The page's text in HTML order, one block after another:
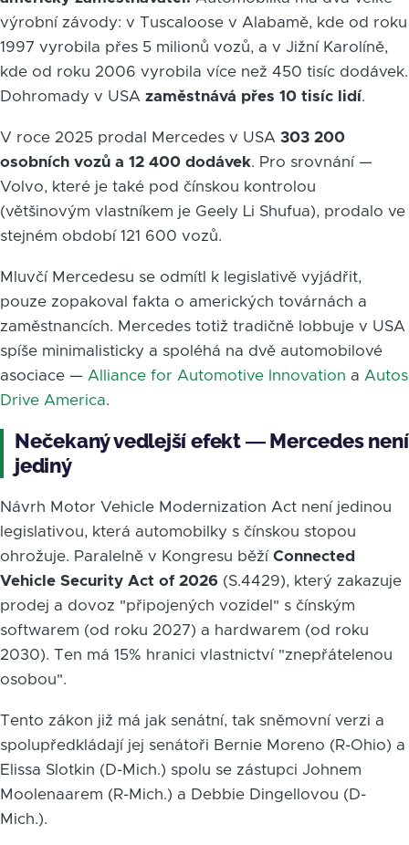
výrobní závody: v Tuscaloose v Alabamě, kde od roku
1997 vyrobila přes 5 milionů vozů, a v Jižní Karolíně,
kde od roku 2006 vyrobila více než 450 tisíc dodávek.
Dohromady v USA zaměstnává přes 10 tisíc lidí.
V roce 2025 prodal Mercedes v USA 303 200
osobních vozů a 12 400 dodávek. Pro srovnání —
Volvo, které je také pod čínskou kontrolou
(většinovým vlastníkem je Geely Li Shufua), prodalo ve
stejném období 121 600 vozů.
Mluvčí Mercedesu se odmítl k legislativě vyjádřit,
pouze zopakoval fakta o amerických továrnách a
zaměstnancích. Mercedes totiž tradičně lobbuje v USA
spíše minimalisticky a spoléhá na dvě automobilové
asociace — Alliance for Automotive Innovation a Autos
Drive America.
Nečekaný vedlejší efekt — Mercedes není
jediný
Návrh Motor Vehicle Modernization Act není jedinou
legislativou, která automobilky s čínskou stopou
ohrožuje. Paralelně v Kongresu běží Connected
Vehicle Security Act of 2026 (S.4429), který zakazuje
prodej a dovoz "připojených vozidel" s čínským
softwarem (od roku 2027) a hardwarem (od roku
2030). Ten má 15% hranici vlastnictví "znepřátelenou
osobou".
Tento zákon již má jak senátní, tak sněmovní verzi a
spolupředkládají jej senátoři Bernie Moreno (R-Ohio) a
Elissa Slotkin (D-Mich.) spolu se zástupci Johnem
Moolenaarem (R-Mich.) a Debbie Dingellovou (D-
Mich.).